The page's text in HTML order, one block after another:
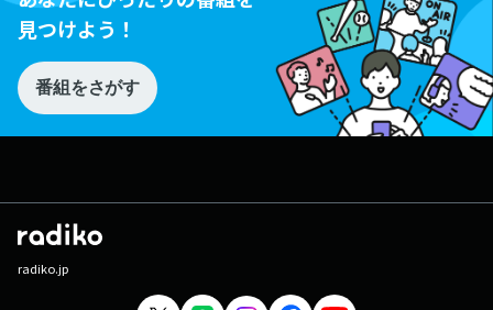
見つけよう！
番組をさがす
radiko.jp